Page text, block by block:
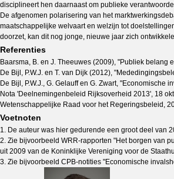
disciplineert hen daarnaast om publieke
De afgenomen polarisering van het
maatschappelijke welvaart en welzijn tot
doorzet, kan dit nog jonge, nieuwe jaar zich
Referenties
Baarsma, B. en J. Theeuwes (2009), "Publiek
De Bijl, P.W.J. en T. van Dijk (2012),
De Bijl, P.W.J., G. Gelauff en G. Zwart,
Nota 'Deelnemingenbeleid Rijksoverheid 2013', 18
Wetenschappelijke Raad voor het Regeringsbeleid,
Voetnoten
1. De auteur was hier gedurende een groot deel
2. Zie bijvoorbeeld WRR-rapporten "Het borgen van
uit 2009 van de Koninklijke Vereniging voor de
3. Zie bijvoorbeeld CPB-notities "Economische